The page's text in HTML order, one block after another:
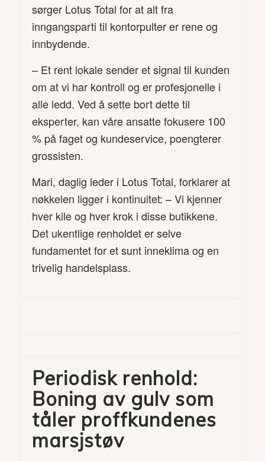
sørger Lotus Total for at alt fra
inngangsparti til kontorpulter er rene og
innbydende.
– Et rent lokale sender et signal til kunden
om at vi har kontroll og er profesjonelle i
alle ledd. Ved å sette bort dette til
eksperter, kan våre ansatte fokusere 100
% på faget og kundeservice, poengterer
grossisten.
Mari, daglig leder i Lotus Total, forklarer at
nøkkelen ligger i kontinuitet: – Vi kjenner
hver kile og hver krok i disse butikkene.
Det ukentlige renholdet er selve
fundamentet for et sunt inneklima og en
trivelig handelsplass.
Periodisk renhold:
Boning av gulv som
tåler proffkundenes
marsjstøv